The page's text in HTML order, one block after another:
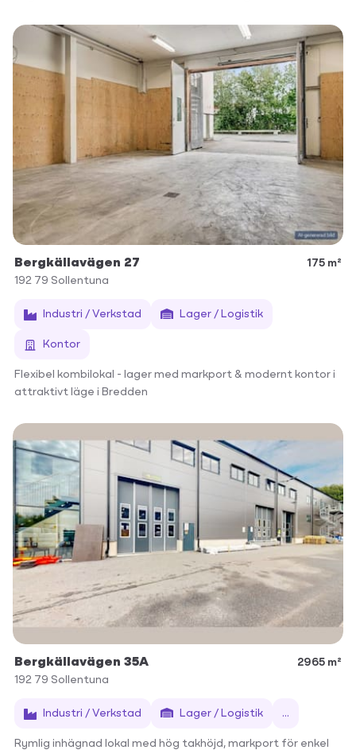
Bergkällavägen 27
175 m²
192 79 Sollentuna
Industri / Verkstad Lager / Logistik
Kontor
Flexibel kombilokal - lager med markport & modernt kontor i
attraktivt läge i Bredden
Bergkällavägen 35A
2965 m²
192 79 Sollentuna
Industri / Verkstad Lager / Logistik ...
Rymlig inhägnad lokal med hög takhöjd, markport för enkel